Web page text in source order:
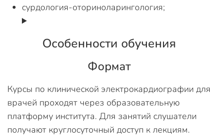
сурдология-оториноларингология;
Особенности обучения
Формат
Курсы по клинической электрокардиографии для
врачей проходят через образовательную
платформу института. Для занятий слушатели
получают круглосуточный доступ к лекциям.